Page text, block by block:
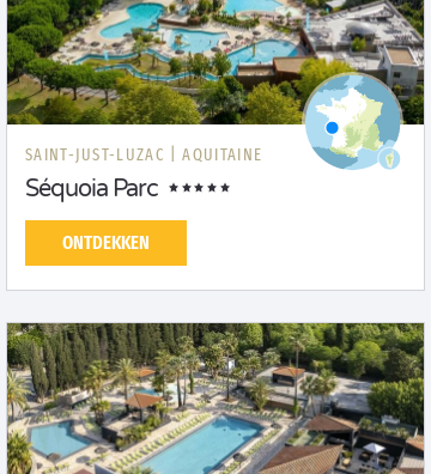
SAINT-JUST-LUZAC | AQUITAINE
Séquoia Parc
ONTDEKKEN